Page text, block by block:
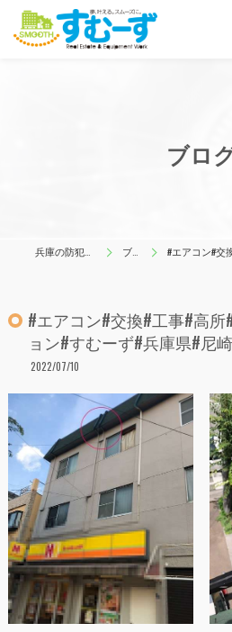
ブロ
兵庫の防犯はすむーず ブログ #エアコン#交換#工事#
#エアコン#交換#工事#高
ョン#すむーず#兵庫県#尼
2022/07/10